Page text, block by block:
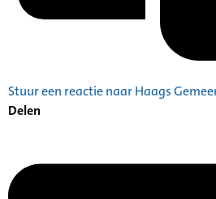
Stuur een reactie naar Haags
Delen